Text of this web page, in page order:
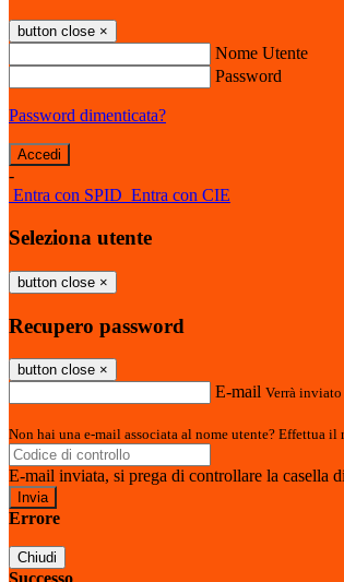
button close ×
Nome Utente
Password
Password dimenticata?
-
Entra con SPID Entra con CIE
Seleziona utente
button close ×
Recupero password
button close ×
E-mail Verrà
Non hai una e-mail associata al nome utente? Effettua il
E-mail inviata, si prega di controllare la casella
Errore
Chiudi